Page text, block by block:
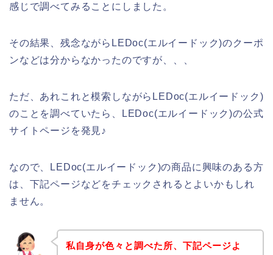
感じで調べてみることにしました。
その結果、残念ながらLEDoc(エルイードック)のクーポ
ンなどは分からなかったのですが、、、
ただ、あれこれと模索しながらLEDoc(エルイードック)
のことを調べていたら、LEDoc(エルイードック)の公式
サイトページを発見♪
なので、LEDoc(エルイードック)の商品に興味のある方
は、下記ページなどをチェックされるとよいかもしれ
ません。
私自身が色々と調べた所、下記ページよ